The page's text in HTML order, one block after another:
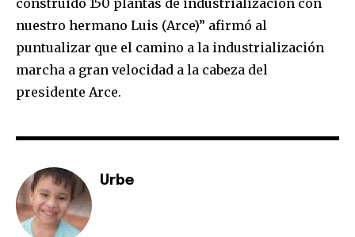
nuestro hermano Luis (Arce)” afirmó al
puntualizar que el camino a la industrialización
marcha a gran velocidad a la cabeza del
presidente Arce.
Urbe